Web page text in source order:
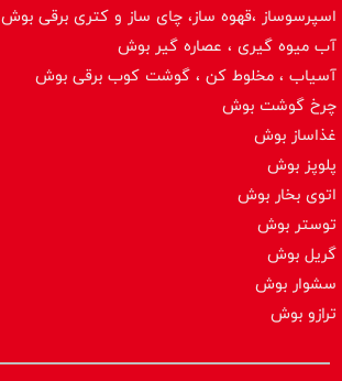
اسپرسوساز ،قهوه ساز، چای ساز و کتری برقی بوش
آب میوه گیری ، عصاره گیر بوش
آسیاب ، مخلوط کن ، گوشت کوب برقی بوش
چرخ گوشت بوش
غذاساز بوش
پلوپز بوش
اتوی بخار بوش
توستر بوش
گریل بوش
سشوار بوش
ترازو بوش